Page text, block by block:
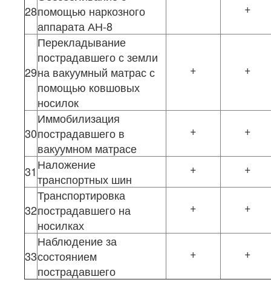
28помощью наркозного
аппарата АН-8
+
29
Перекладывание
пострадавшего с земли
на вакуумный матрас с
помощью ковшовых
носилок
+ +
30
Иммобилизация
пострадавшего в
вакуумном матрасе
+ +
31Наложение
транспортных шин
+ +
32
Транспортировка
пострадавшего на
носилках
+ +
33
Наблюдение за
состоянием
пострадавшего
+ +